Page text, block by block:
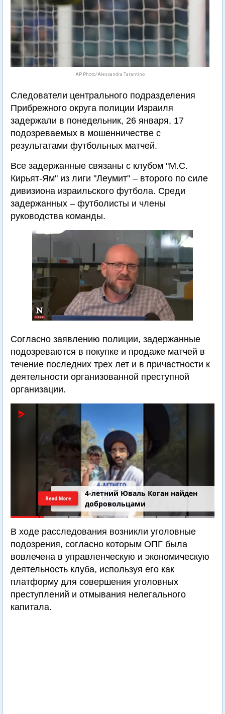
AP Photo/Alessandra Tarantino
Следователи центрального подразделения
Прибрежного округа полиции Израиля
задержали в понедельник, 26 января, 17
подозреваемых в мошенничестве с
результатами футбольных матчей.
Все задержанные связаны с клубом "М.С.
Кирьят-Ям" из лиги "Леумит" – второго по силе
дивизиона израильского футбола. Среди
задержанных – футболисты и члены
руководства команды.
Согласно заявлению полиции, задержанные
подозреваются в покупке и продаже матчей в
течение последних трех лет и в причастности к
деятельности организованной преступной
организации.
4-летний Юваль Коган найден
добровольцами
Read More
В ходе расследования возникли уголовные
подозрения, согласно которым ОПГ была
вовлечена в управленческую и экономическую
деятельность клуба, используя его как
платформу для совершения уголовных
преступлений и отмывания нелегального
капитала.